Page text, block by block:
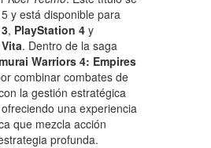
y está disponible para
, PlayStation 4 y
. Dentro de la saga
Warriors 4: Empires
combinar combates de
la gestión estratégica
una experiencia
que mezcla acción
profunda.